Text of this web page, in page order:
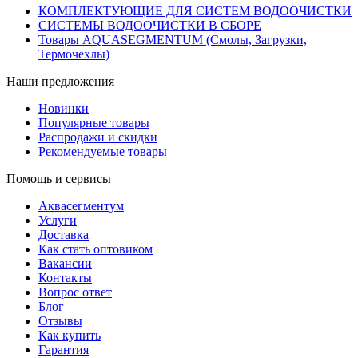
КОМПЛЕКТУЮЩИЕ ДЛЯ СИСТЕМ ВОДООЧИСТКИ
СИСТЕМЫ ВОДООЧИСТКИ В СБОРЕ
Товары AQUASEGMENTUM (Смолы, Загрузки,
Термочехлы)
Наши предложения
Новинки
Популярные товары
Распродажи и скидки
Рекомендуемые товары
Помощь и сервисы
Аквасегментум
Услуги
Доставка
Как стать оптовиком
Вакансии
Контакты
Вопрос ответ
Блог
Отзывы
Как купить
Гарантия